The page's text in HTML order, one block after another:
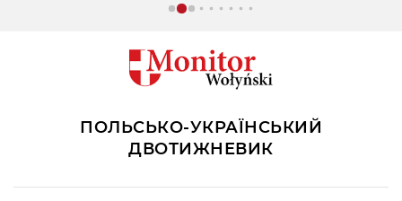
ПОЛЬСЬКО-УКРАЇНСЬКИЙ
ДВОТИЖНЕВИК